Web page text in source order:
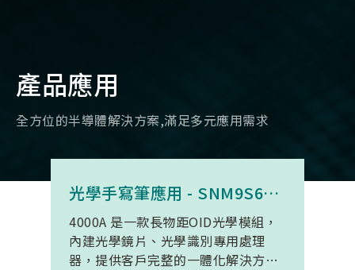
產品應用
全方位的半導體解決方案,滿足多元應用需求
光學手寫筆應用 - SNM9S6100BC4000A
4000A 是一款長物距OID光學模組，
內建光學鏡片、光學識別專用處理
器，提供客戶完整的一體化解決方